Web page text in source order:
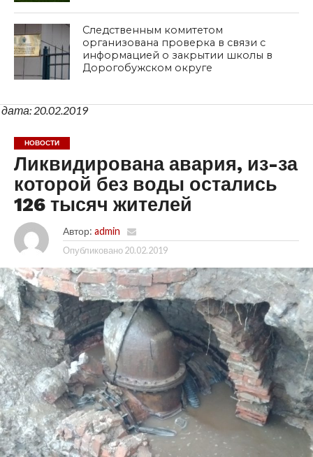
Следственным комитетом
организована проверка в связи с
информацией о закрытии школы в
Дорогобужском округе
дата: 20.02.2019
НОВОСТИ
Ликвидирована авария, из-за
которой без воды остались
126 тысяч жителей
Автор: admin
Опубликовано 20.02.2019